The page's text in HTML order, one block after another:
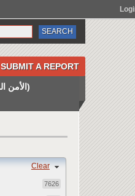
SUBMIT A REPORT
INSTRUCTIONS (الأمن الرقمي)
Clear
7626